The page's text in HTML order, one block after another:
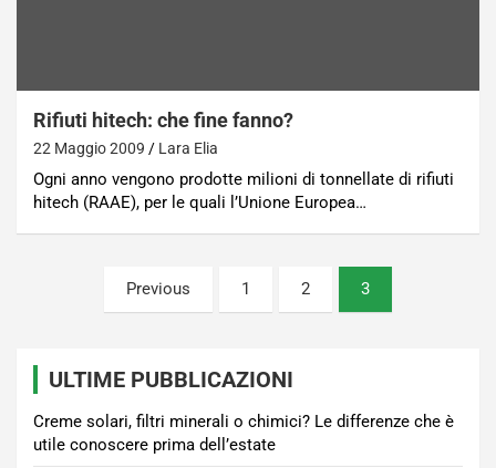
Rifiuti hitech: che fine fanno?
22 Maggio 2009 Lara Elia
Ogni anno vengono prodotte milioni di tonnellate di rifiuti
hitech (RAAE), per le quali l’Unione Europea…
Paginazione
Previous 1 2 3
ULTIME PUBBLICAZIONI
Creme solari, filtri minerali o chimici? Le differenze che è
utile conoscere prima dell’estate